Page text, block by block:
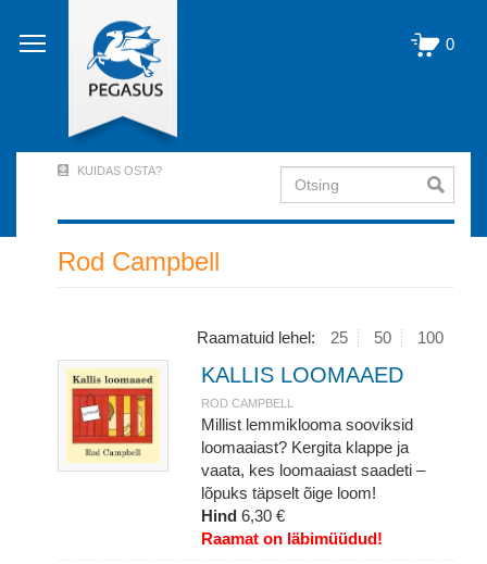
edasi
põhisisu
0
Account
Menu
KUIDAS OSTA? Otsing
Rod Campbell
Raamatuid lehel: 25 50 100
KALLIS LOOMAAED
ROD CAMPBELL
Millist lemmiklooma sooviksid
loomaaiast? Kergita klappe ja
vaata, kes loomaaiast saadeti –
lõpuks täpselt õige loom!
Hind 6,30 €
Raamat on läbimüüdud!